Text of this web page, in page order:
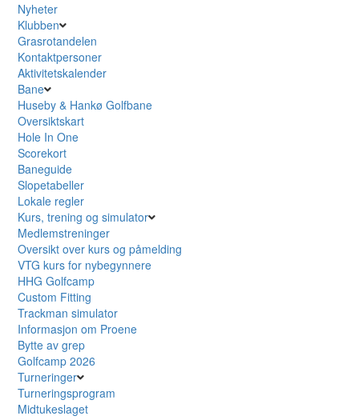
Nyheter
Klubben
Grasrotandelen
Kontaktpersoner
Aktivitetskalender
Bane
Huseby & Hankø Golfbane
Oversiktskart
Hole In One
Scorekort
Baneguide
Slopetabeller
Lokale regler
Kurs, trening og simulator
Medlemstreninger
Oversikt over kurs og påmelding
VTG kurs for nybegynnere
HHG Golfcamp
Custom Fitting
Trackman simulator
Informasjon om Proene
Bytte av grep
Golfcamp 2026
Turneringer
Turneringsprogram
Midtukeslaget